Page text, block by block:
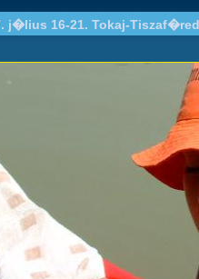
j�lius 16-21. Tokaj-Tiszaf�red